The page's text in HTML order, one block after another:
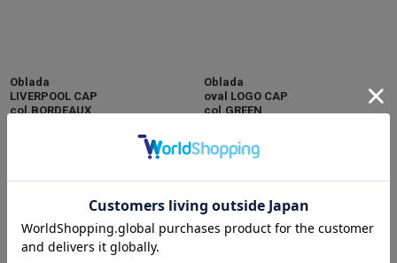
Oblada
LIVERPOOL CAP
col.BORDEAUX
カートに入れる
Oblada
oval LOGO CAP
col.GREEN
7,200円
カートに入れる